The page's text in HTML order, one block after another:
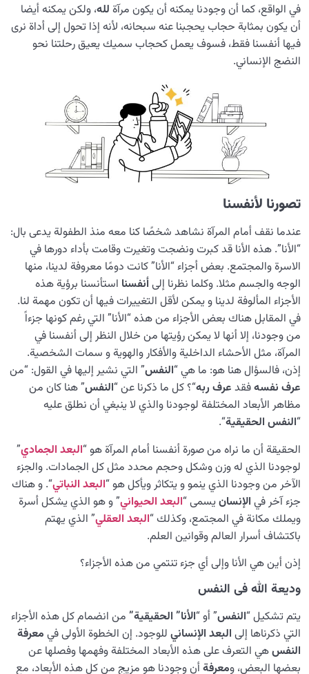
في الواقع، كما أن وجودنا يمكنه أن يكون مرآة لله، ولكن یمکنه أيضا
أن يكون بمثابة حجاب يحجبنا عنه سبحانه، لأنه إذا تحول إلى أداة نرى
فيها أنفسنا فقط، فسوف يعمل كحجاب سميك يعيق رحلتنا نحو
النضج الإنساني.
تصورنا لأنفسنا
عندما نقف أمام المرآة نشاهد شخصًا كنا معه منذ الطفولة یدعی بال:
“الأنا”. هذه الأنا قد كبرت ونضجت وتغيرت وقامت بأداء دورها في
الاسرة والمجتمع. بعض أجزاء “الأنا” كانت دومًا معروفة لدينا، منها
الوجه والجسم مثلا. وكلما نظرنا إلى أنفسنا استأنسنا برؤية هذه
الأجزاء المألوفة لدينا و يمكن لأقل التغييرات فيها أن تكون مهمة لنا.
في المقابل هناك بعض الأجزاء من هذه “الأنا” التي رغم كونها جزءاً
من وجودنا، إلا أنها لا يمكن رؤيتها من خلال النظر إلى أنفسنا في
المرآة، مثل الأحشاء الداخلية والأفكار والهوية و سمات الشخصية.
إذن، فالسؤال هنا هو: ما هي “النفس” التي نشير إليها في القول: “من
عرف نفسهفقد عرف ربه“؟ كل ما ذكرنا عن “النفس” هنا كان من
مظاهر الأبعاد المختلفة لوجودنا والذي لا ينبغي أن نطلق عليه
“النفس الحقيقية“.
الحقيقة أن ما نراه من صورة أنفسنا أمام المرآة هو “البعد الجمادي”
لوجودنا الذي له وزن وشكل وحجم محدد مثل كل الجمادات. والجزء
الآخر من وجودنا الذي ينمو و يتكاثر ويأكل هو “البعد النباتي“. و هناك
جزء آخر في الإنسانيسمى “البعد الحيواني” و هو الذي يشكل أسرة
ويملك مكانة في المجتمع، وكذلك “البعد العقلي” الذي يهتم
باكتشاف أسرار العالم وقوانين العلم.
إذن أين هي الأنا وإلى أي جزء تنتمي من هذه الأجزاء؟
ودیعة الله فی النفس
يتم تشكيل “النفس” أو “الأنا” الحقيقية” من انضمام كل هذه الأجزاء
التي ذكرناها إلى البعد الإنساني للوجود. إن الخطوة الأولى في معرفة
النفسهي التعرف على هذه الأبعاد المختلفة وفهمها وفصلها عن
بعضها البعض، ومعرفةأن وجودنا هو مزيج من كل هذه الأبعاد، مع